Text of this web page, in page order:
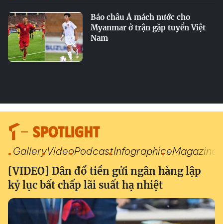
Báo châu Á mách nước cho
Myanmar ở trận gặp tuyển Việt
Nam
SPOTLIGHT
GalleryVideoPodcastInfographiceMagazine
[VIDEO] Dân đổ tiền gửi ngân hàng lập
kỷ lục bất chấp lãi suất hạ nhiệt